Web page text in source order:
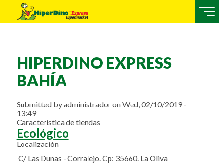
HIPERDINO EXPRESS
BAHÍA
Submitted byadministradoronWed, 02/10/2019 -
13:49
Característica de tiendas
Ecológico
Localización
C/ Las Dunas - Corralejo. Cp: 35660. La Oliva